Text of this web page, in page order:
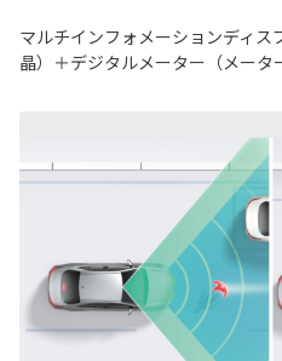
マルチインフォメーションディ
晶）＋デジタルメーター（メータ